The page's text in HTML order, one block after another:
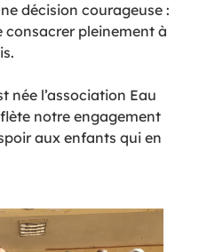
décision courageuse :
pleinement à
née l’association Eau
notre engagement
aux enfants qui en